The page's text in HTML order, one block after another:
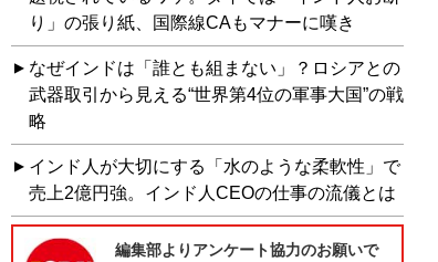
り」の張り紙、国際線CAもマナーに嘆き
なぜインドは「誰とも組まない」？ロシアとの
武器取引から見える“世界第4位の軍事大国”の戦
略
インド人が大切にする「水のような柔軟性」で
売上2億円強。インド人CEOの仕事の流儀とは